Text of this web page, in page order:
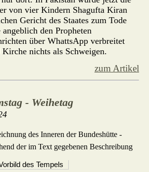
von vier Kindern Shagufta Kiran
Gericht des Staates zum Tode
den Propheten
über WhattsApp verbreitet
nichts als Schweigen.
zum Artikel
- Weihetag
des Tempels